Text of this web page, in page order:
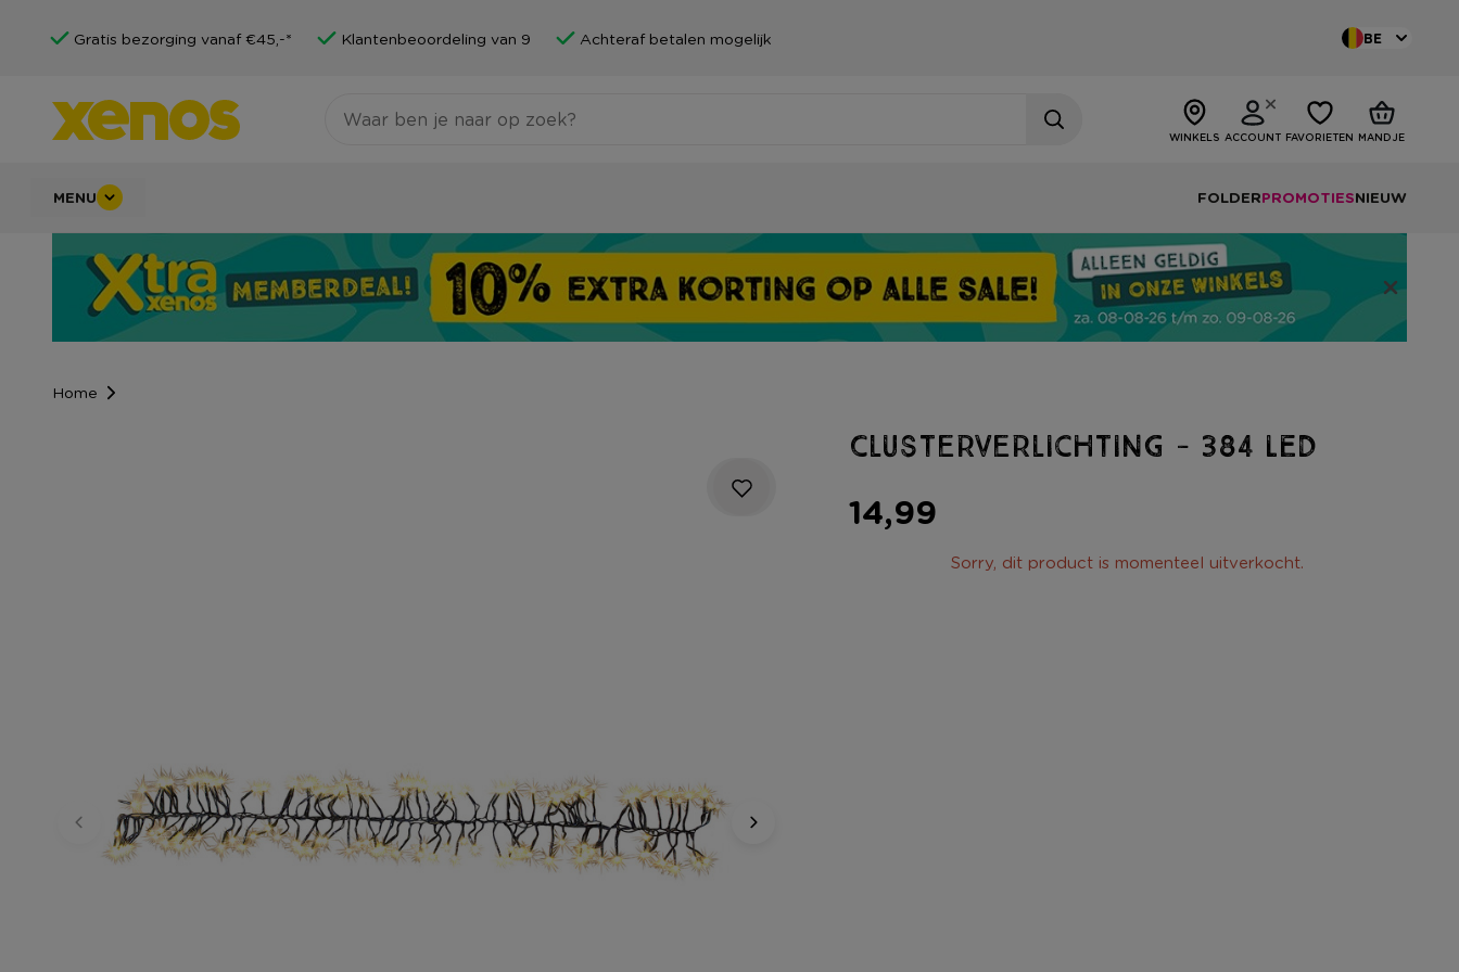
Gratis bezorging vanaf €45,-* Klantenbeoordeling van 9 Achteraf betalen mogelijk BE
WINKELS ACCOUNT FAVORIETEN MANDJE
MENU FOLDERPROMOTIESNIEUW
Home
Clusterverlichting - 384 LED
14,99
Sorry, dit product is momenteel uitverkocht.